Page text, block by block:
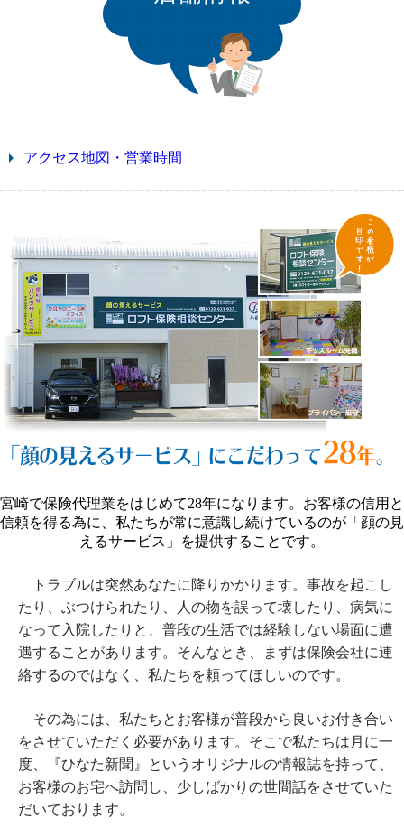
アクセス地図・営業時間
宮崎で保険代理業をはじめて28年になります。お客様の信用と
信頼を得る為に、私たちが常に意識し続けているのが「顔の見
えるサービス」を提供することです。
トラブルは突然あなたに降りかかります。事故を起こし
たり、ぶつけられたり、人の物を誤って壊したり、病気に
なって入院したりと、普段の生活では経験しない場面に遭
遇することがあります。そんなとき、まずは保険会社に連
絡するのではなく、私たちを頼ってほしいのです。
その為には、私たちとお客様が普段から良いお付き合い
をさせていただく必要があります。そこで私たちは月に一
度、『ひなた新聞』というオリジナルの情報誌を持って、
お客様のお宅へ訪問し、少しばかりの世間話をさせていた
だいております。